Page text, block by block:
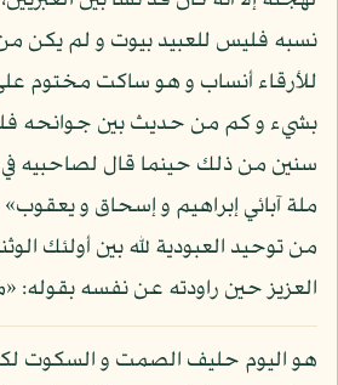
نسبه فليس للعبيد بيوت و لم يكن
للأرقاء أنساب و هو ساكت مختوم
بشيء و كم من حديث بين جوانحه
سنين من ذلك حينما قال لصاحبيه
ملة آبائي إبراهيم و إسحاق و
من توحيد العبودية لله بين أولئك
العزيز حين راودته عن نفسه بقوله:
هو اليوم حليف الصمت و السكوت